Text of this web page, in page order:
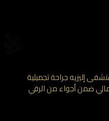
جراحة تجميلية
أجواء من الرقي